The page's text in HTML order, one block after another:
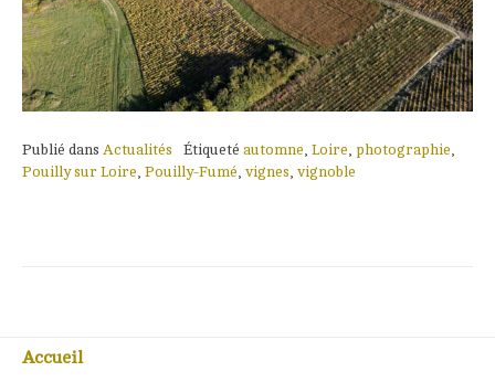
Publié dans Actualités Étiqueté automne Loire photographie
Pouilly sur Loire Pouilly-Fumé vignes vignoble
Accueil